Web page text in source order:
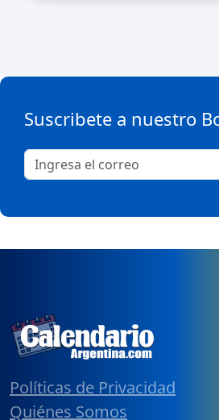
Suscribete a nuestro
Políticas de Privacidad
Quiénes Somos